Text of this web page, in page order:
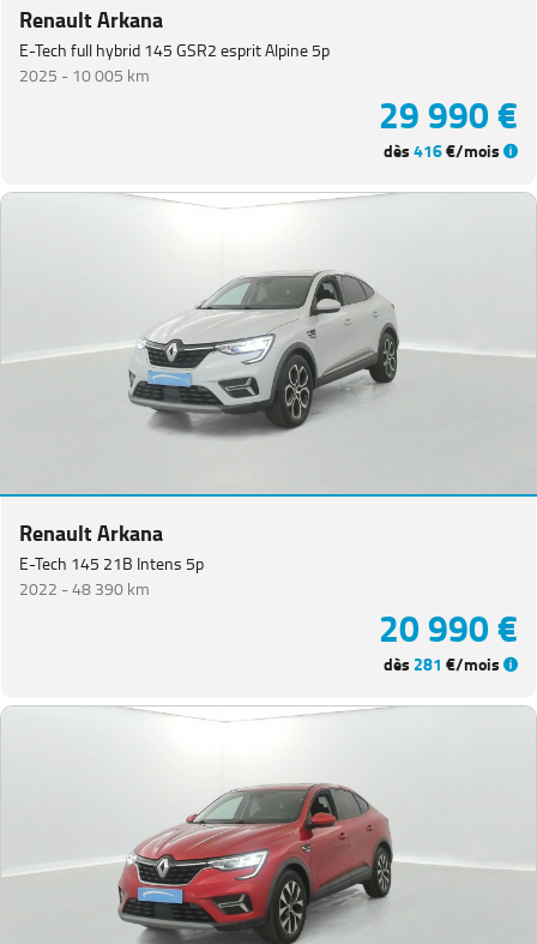
Renault Arkana
E-Tech full hybrid 145 GSR2 esprit Alpine 5p
2025 - 10 005 km
29 990 €
dès416€/mois
Renault Arkana
E-Tech 145 21B Intens 5p
2022 -48 390 km
20 990 €
dès 281 €/mois